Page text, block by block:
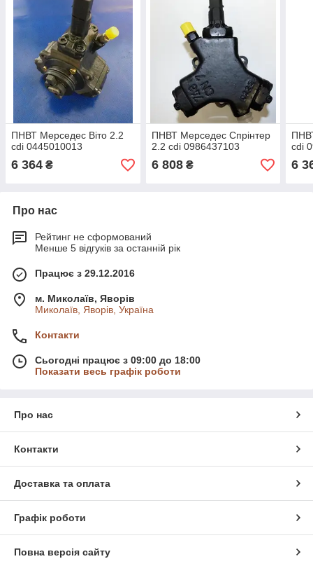
ПНВТ Мерседес Віто 2.2
cdi 0445010013
6 364 ₴
ПНВТ Мерседес Спрінтер
2.2 cdi 0986437103
6 808₴
cdi
6
Про нас
Рейтинг не сформований
Менше 5 відгуків за останній рік
Працює з 29.12.2016
м. Миколаїв, Яворів
Миколаїв, Яворів, Україна
Контакти
Сьогодні працює з 09:00 до 18:00
Показати весь графік роботи
Про нас
Контакти
Доставка та оплата
Графік роботи
Повна версія сайту